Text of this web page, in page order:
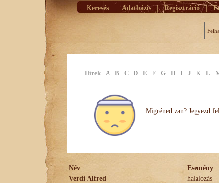
Keresés Adatbázis | Regisztráció |
Hírek A B C D E F G H I J K L
Migréned van? Jegyezd
Név
Esemény
Verdi Alfred
halálozás